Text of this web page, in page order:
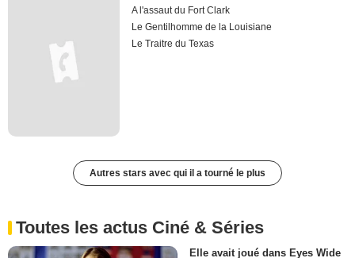
A l'assaut du Fort Clark
Le Gentilhomme de la Louisiane
Le Traitre du Texas
Autres stars avec qui il a tourné le plus
Toutes les actus Ciné & Séries
Elle avait joué dans Eyes Wide